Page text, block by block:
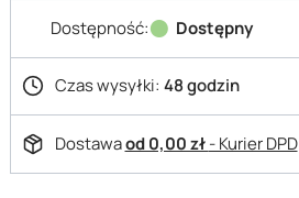
Dostępność: Dostępny
Czas wysyłki: 48 godzin
Dostawaod 0,00 zł- Kurier DPD